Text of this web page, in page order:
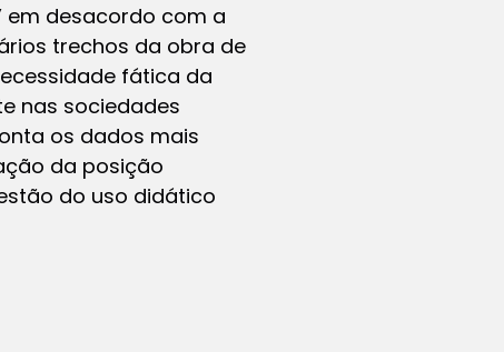
em desacordo com a
trechos da obra de
fática da
nas sociedades
os dados mais
da posição
do uso didático